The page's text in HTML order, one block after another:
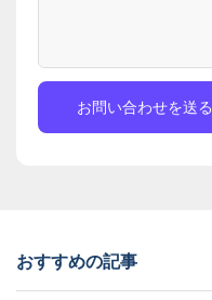
お問い合わせを送る
おすすめの記事